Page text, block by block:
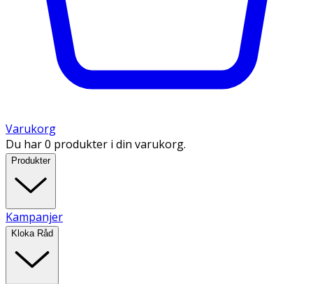
Varukorg
Du har 0 produkter i din varukorg.
Produkter
Kampanjer
Kloka Råd